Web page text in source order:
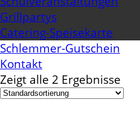
Grillpartys
Catering-Speisekarte
Schlemmer-Gutschein
Kontakt
Zeigt alle 2 Ergebnisse